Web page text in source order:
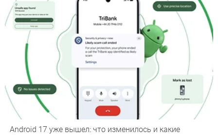
Android 17 уже вышел: что изменилось и какие